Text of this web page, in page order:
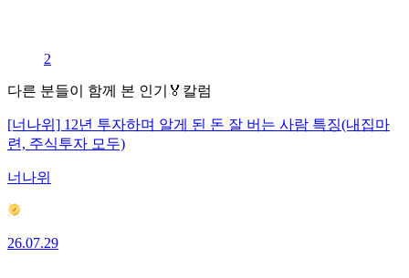
2
다른 분들이 함께 본 인기🏅칼럼
[너나위] 12년 투자하며 알게 된 돈 잘 버는 사람 특징(내집마
련, 주식투자 모두)
너나위
26.07.29